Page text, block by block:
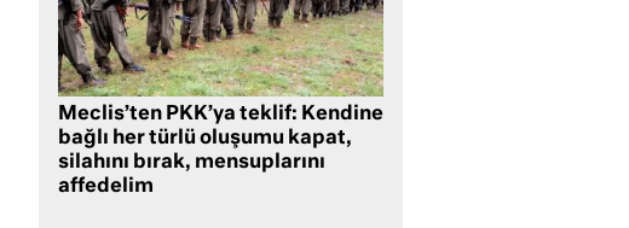
Meclis’ten PKK’ya teklif: Kendine
bağlı her türlü oluşumu kapat,
silahını bırak, mensuplarını
affedelim